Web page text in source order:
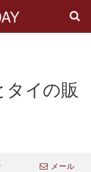
タイの販
メール